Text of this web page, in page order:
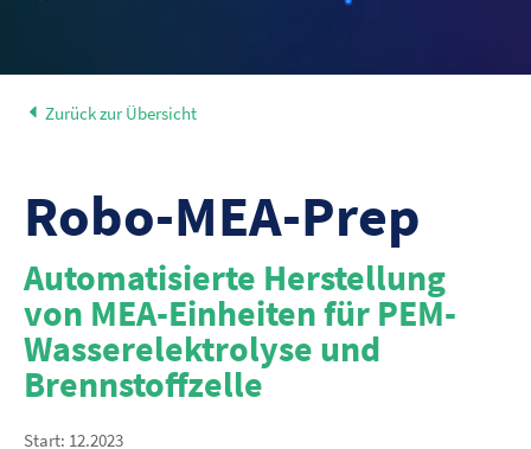
Zurück zur Übersicht
Robo-MEA-Prep
Automatisierte Herstellung
von MEA-Einheiten für PEM-
Wasserelektrolyse und
Brennstoffzelle
Start: 12.2023